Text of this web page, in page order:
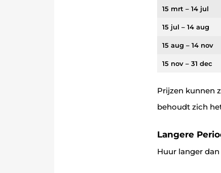
15 mrt – 14 jul
15 jul – 14 aug
15 aug – 14 nov
15 nov – 31 dec
Prijzen kunnen
behoudt zich
Langere
Huur langer dan